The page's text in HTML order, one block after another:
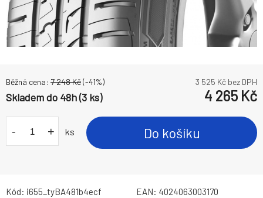
Běžná cena: 7 248Kč(-41%) 3 525 Kč bez DPH
Skladem do 48h (3 ks) 4 265 Kč
- + ks Do košíku
Kód: i655_tyBA481b4ecf EAN: 4024063003170